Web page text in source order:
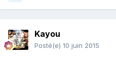
Kayou
Posté(e) 10 juin 2015